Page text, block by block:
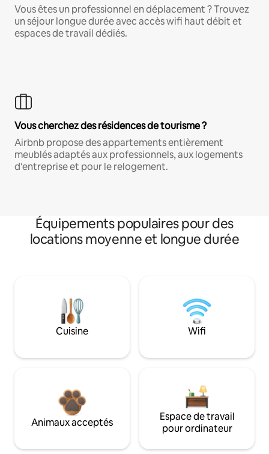
Vous êtes un professionnel en déplacement ? Trouvez
un séjour longue durée avec accès wifi haut débit et
espaces de travail dédiés.
Vous cherchez des résidences de tourisme ?
Airbnb propose des appartements entièrement
meublés adaptés aux professionnels, aux logements
d'entreprise et pour le relogement.
Équipements populaires pour des
locations moyenne et longue durée
Cuisine Wifi
Animaux acceptés
Espace de travail
pour ordinateur